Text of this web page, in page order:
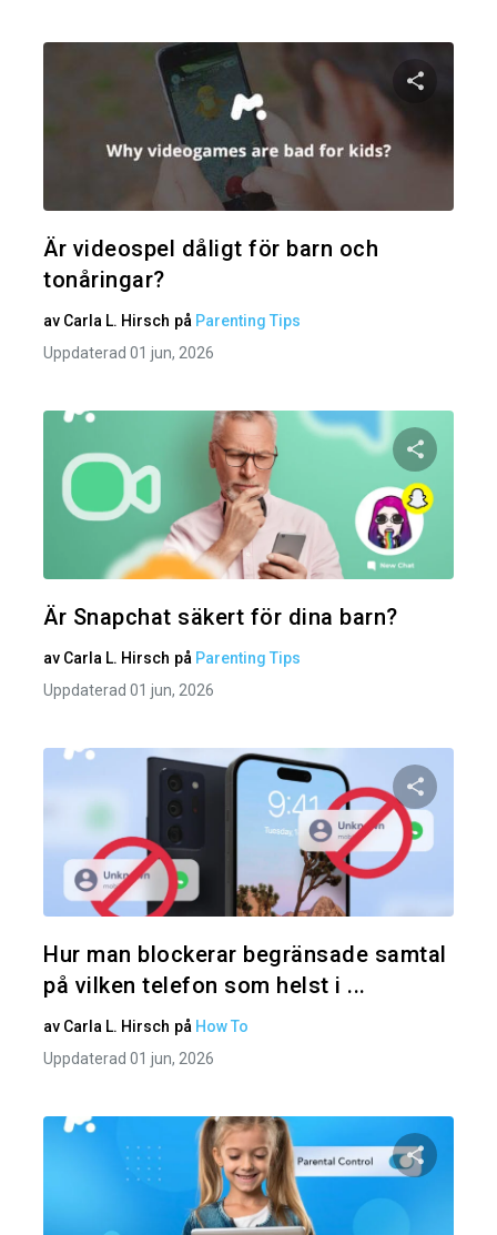
Är videospel dåligt för barn och
tonåringar?
av Carla L. Hirsch på Parenting Tips
Uppdaterad 01 jun, 2026
Dela
Är Snapchat säkert för dina barn?
av Carla L. Hirsch på Parenting Tips
Uppdaterad 01 jun, 2026
Dela
Hur man blockerar begränsade samtal
på vilken telefon som helst i ...
av Carla L. Hirsch på How To
Uppdaterad 01 jun, 2026